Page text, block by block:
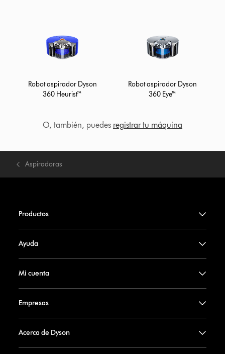
Robot aspirador Dyson
360 Heurist™
Robot aspirador Dyson
360 Eye™
O, también, puedes registrar tu máquina
Aspiradoras
Productos
Ayuda
Mi cuenta
Empresas
Acerca de Dyson